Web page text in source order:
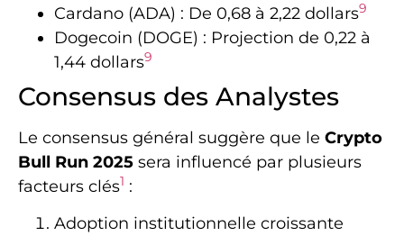
Cardano (ADA) : De 0,68 à 2,22 dollars9
Dogecoin (DOGE) : Projection de 0,22 à
1,44 dollars9
Consensus des Analystes
Le consensus général suggère que le Crypto
Bull Run 2025 sera influencé par plusieurs
facteurs clés1 :
Adoption institutionnelle croissante